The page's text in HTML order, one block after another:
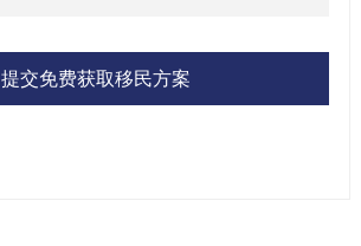
提交免费获取移民方案